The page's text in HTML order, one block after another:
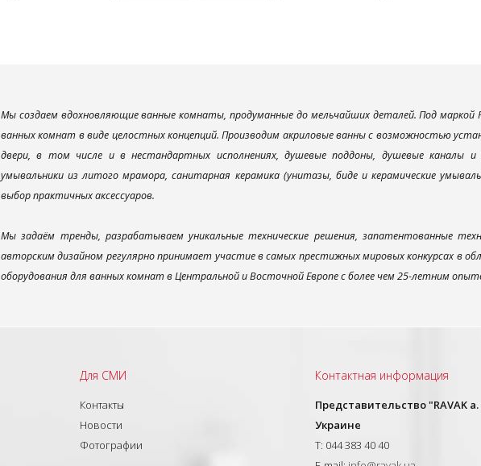
Мы создаем вдохновляющие ванные комнаты, продуманные до мельчайших деталей. Под маркой
ванных комнат в виде целостных концепций. Производим акриловые ванны с возможностью
двери, в том числе и в нестандартных исполнениях, душевые поддоны, душевые
умывальники из литого мрамора, санитарная керамика (унитазы, биде и керамические
выбор практичных аксессуаров.
Мы задаём тренды, разрабатываем уникальные технические решения, запатентованные
авторским дизайном регулярно принимает участие в самых престижных мировых конкурсах в
оборудования для ванных комнат в Центральной и Восточной Европе с более чем 25-летним
Для СМИ
Контакты
Новости
Фотографии
Контактная информация
Представительство "RAVAK a.
Украине
T: 044 383 40 40